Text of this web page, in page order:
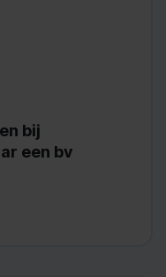
bij
een bv